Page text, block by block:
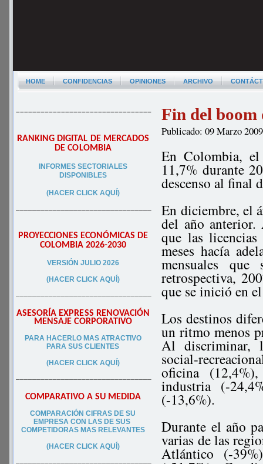
HOME CONFIDENCIAS OPINIONES ARCHIVO
–––––––––––––––––––––––––––––––––
RANKING DIGITAL DE MERCADOS
DE COLOMBIA
INFORMES SECTORIALES
DISPONIBLES
(HACER CLICK AQUÍ)
–––––––––––––––––––––––––––––––––
PROYECCIONES ECONÓMICAS DE
COLOMBIA 2026-2030
VERSIÓN JULIO 2026
(HACER CLICK AQUÍ)
–––––––––––––––––––––––––––––––––
ASESORÍA EXPRESS RENOVACIÓN
MENSAJE CORPORATIVO
PARA HACERLO MAS ATRACTIVO
PARA SUS CLIENTES
(HACER CLICK AQUÍ)
–––––––––––––––––––––––––––––––––
COMPARATIVO A SU MEDIDA
COMPARACIÓN CIFRAS DE SU
EMPRESA CON LAS DE SUS
COMPETIDORAS MAS RELEVANTES
(HACER CLICK AQUÍ)
Fin del boom
Publicado: 09 Marzo 2009
En Colombia, el
11,7% durante
descenso al final
En diciembre, el
del año anterior.
que las
meses hacía
mensuales
retrospectiva,
que se inició en
Los destinos
un ritmo menos
Al discriminar,
social-
oficina
industria (-
(-13,6%).
Durante el año
varias de las
Atlántico (-